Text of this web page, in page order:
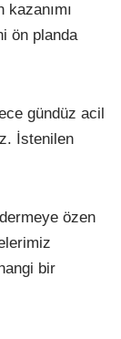
ön planda
gündüz acil
İstenilen
özen
bir